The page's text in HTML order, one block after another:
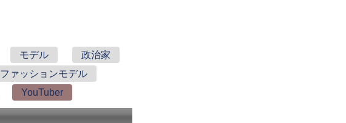
モデル
政治家
ファッションモデル
YouTuber